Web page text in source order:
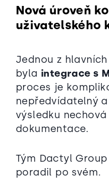
Nová úroveň
uživatelského
Jednou z
byla integrace s
proces je
nepředvídatelný
výsledku
dokumentace.
Tým Dactyl
poradil po svém.